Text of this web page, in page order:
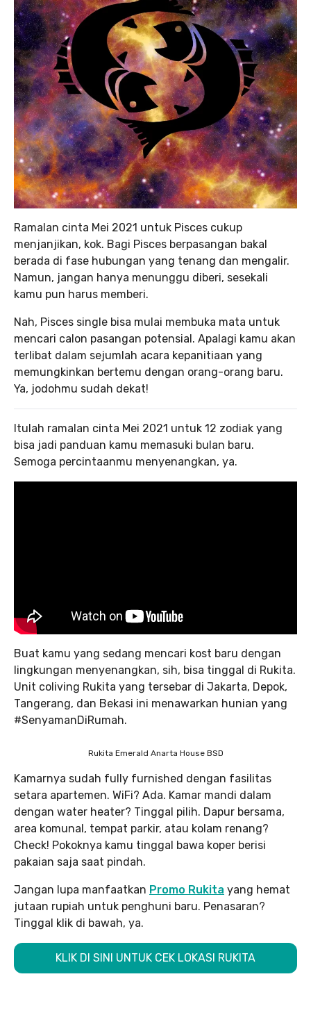
Ramalan cinta Mei 2021 untuk Pisces cukup
menjanjikan, kok. Bagi Pisces berpasangan bakal
berada di fase hubungan yang tenang dan mengalir.
Namun, jangan hanya menunggu diberi, sesekali
kamu pun harus memberi.
Nah, Pisces single bisa mulai membuka mata untuk
mencari calon pasangan potensial. Apalagi kamu akan
terlibat dalam sejumlah acara kepanitiaan yang
memungkinkan bertemu dengan orang-orang baru.
Ya, jodohmu sudah dekat!
Itulah ramalan cinta Mei 2021 untuk 12 zodiak yang
bisa jadi panduan kamu memasuki bulan baru.
Semoga percintaanmu menyenangkan, ya.
Buat kamu yang sedang mencari kost baru dengan
lingkungan menyenangkan, sih, bisa tinggal di Rukita.
Unit coliving Rukita yang tersebar di Jakarta, Depok,
Tangerang, dan Bekasi ini menawarkan hunian yang
#SenyamanDiRumah.
Rukita Emerald Anarta House BSD
Kamarnya sudah fully furnished dengan fasilitas
setara apartemen. WiFi? Ada. Kamar mandi dalam
dengan water heater? Tinggal pilih. Dapur bersama,
area komunal, tempat parkir, atau kolam renang?
Check! Pokoknya kamu tinggal bawa koper berisi
pakaian saja saat pindah.
Jangan lupa manfaatkan Promo Rukita yang hemat
jutaan rupiah untuk penghuni baru. Penasaran?
Tinggal klik di bawah, ya.
KLIK DI SINI UNTUK CEK LOKASI RUKITA